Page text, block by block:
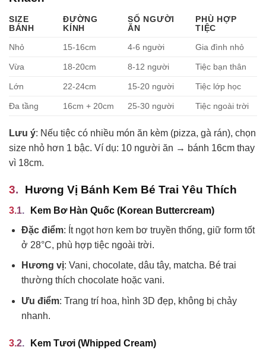
SIZE
BÁNH
ĐƯỜNG
KÍNH
SỐ NGƯỜI
ĂN
PHÙ HỢP
TIỆC
Nhỏ
15-16cm 4-6 người Gia đình nhỏ
Vừa 18-20cm 8-12 người Tiệc bạn thân
Lớn 22-24cm 15-20 người Tiệc lớp học
Đa tầng 16cm + 20cm 25-30 người Tiệc ngoài trời
Lưu ý: Nếu tiệc có nhiều món ăn kèm (pizza, gà rán), chọn
size nhỏ hơn 1 bậc. Ví dụ: 10 người ăn → bánh 16cm thay
vì 18cm.
Hương Vị Bánh Kem Bé Trai Yêu Thích
Kem Bơ Hàn Quốc (Korean Buttercream)
Đặc điểm: Ít ngọt hơn kem bơ truyền thống, giữ form tốt
ở 28°C, phù hợp tiệc ngoài trời.
Hương vị: Vani, chocolate, dâu tây, matcha. Bé trai
thường thích chocolate hoặc vani.
Ưu điểm: Trang trí hoa, hình 3D đẹp, không bị chảy
nhanh.
Kem Tươi (Whipped Cream)